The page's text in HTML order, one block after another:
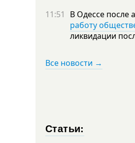
11:51 В Одессе после
работу
ликвидации
Все новости →
Статьи: